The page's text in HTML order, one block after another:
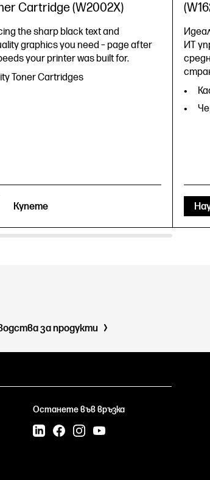
Cartridge (W2002X)
the sharp black text and
graphics you need – page after
your printer was built for.
Toner Cartridges
Купете
ИТ
за продукти
Останете във връзка